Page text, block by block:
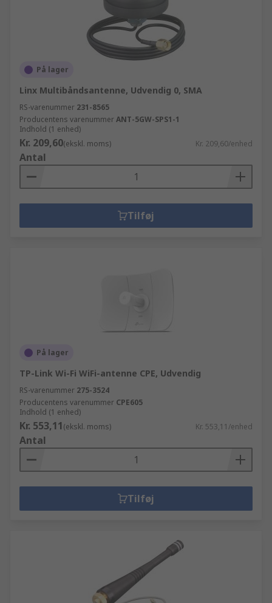
På lager
Linx Multibåndsantenne, Udvendig 0, SMA
RS-varenummer 231-8565
Producentens varenummerANT-5GW-SPS1-1
Indhold (1 enhed)
Kr. 209,60(ekskl. moms) Kr. 209,60/enhed
Antal
Tilføj
På lager
TP-Link Wi-Fi WiFi-antenne CPE, Udvendig
RS-varenummer 275-3524
Producentens varenummer CPE605
Indhold (1 enhed)
Kr. 553,11(ekskl. moms) Kr. 553,11/enhed
Antal
Tilføj